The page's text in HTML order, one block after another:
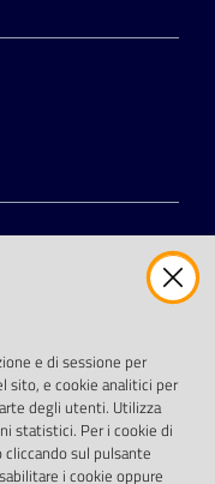
e di sessione per
sito, e cookie analitici per
degli utenti. Utilizza
statistici. Per i cookie di
sul pulsante
i cookie oppure